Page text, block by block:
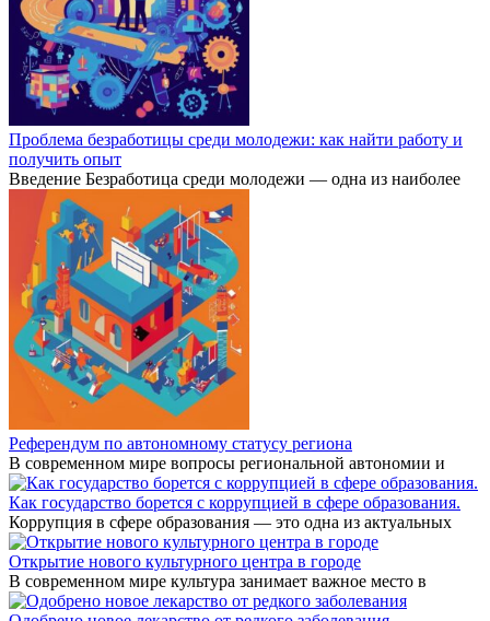
Проблема безработицы среди молодежи: как найти работу и
получить опыт
Введение Безработица среди молодежи — одна из наиболее
Референдум по автономному статусу региона
В современном мире вопросы региональной автономии и
Как государство борется с коррупцией в сфере образования.
Коррупция в сфере образования — это одна из актуальных
Открытие нового культурного центра в городе
В современном мире культура занимает важное место в